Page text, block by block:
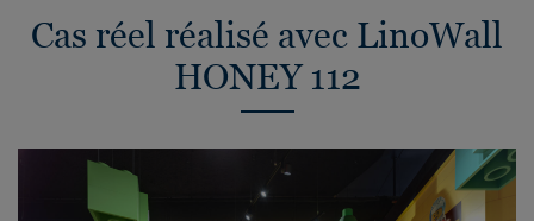
Cas réel réalisé avec LinoWall
HONEY 112